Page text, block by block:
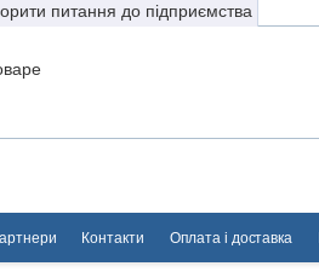
питання до підприємства
Контакти Оплата і доставка